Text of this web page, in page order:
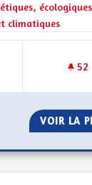
la catégorie : Les
climatiques
52
VOIR LA